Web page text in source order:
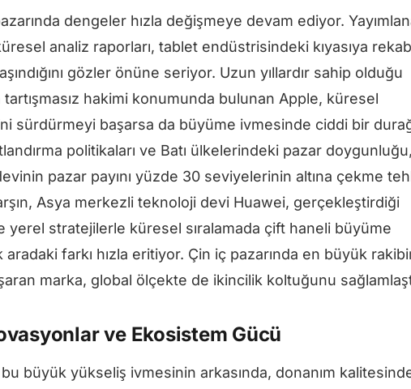
dengeler hızla değişmeye devam ediyor.
analiz raporları, tablet endüstrisindeki kıyasıya
gözler önüne seriyor. Uzun yıllardır sahip olduğu
hakimi konumunda bulunan Apple, küresel
sürdürmeyi başarsa da büyüme ivmesinde ciddi bir
politikaları ve Batı ülkelerindeki pazar doygunluğu,
pazar payını yüzde 30 seviyelerinin altına çekme
Asya merkezli teknoloji devi Huawei, gerçekleştirdiği
yerel stratejilerle küresel sıralamada çift haneli büyüme
aradaki farkı hızla eritiyor. Çin iç pazarında en büyük
marka, global ölçekte de ikincilik koltuğunu
ve Ekosistem Gücü
bu büyük yükseliş ivmesinin arkasında, donanım